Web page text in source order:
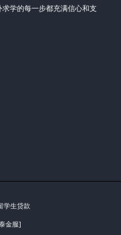
学的每一步都充满信心和支
学生贷款
金服]